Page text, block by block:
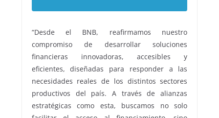
“Desde el BNB, reafirmamos nuestro
compromiso de desarrollar soluciones
financieras innovadoras, accesibles y
eficientes, diseñadas para responder a las
necesidades reales de los distintos sectores
productivos del país. A través de alianzas
estratégicas como esta, buscamos no solo